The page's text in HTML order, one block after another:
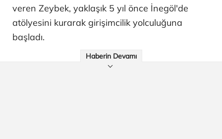
veren Zeybek, yaklaşık 5 yıl önce İnegöl'de
atölyesini kurarak girişimcilik yolculuğuna
başladı.
Haberin Devamı